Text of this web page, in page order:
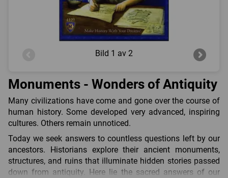
Bild 1 av 2
Monuments - Wonders of Antiquity
Many civilizations have come and gone over the course of
human history. Some developed very advanced, inspiring
cultures. Others remain unnoticed.
Today we seek answers to countless questions left by our
ancestors. Historians explore their ancient monuments,
structures, and ruins that illuminate hidden stories passed
down from antiquity. Here lie the sacred answers of our